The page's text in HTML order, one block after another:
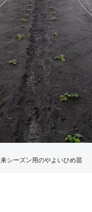
来シーズン用のやよいひめ苗